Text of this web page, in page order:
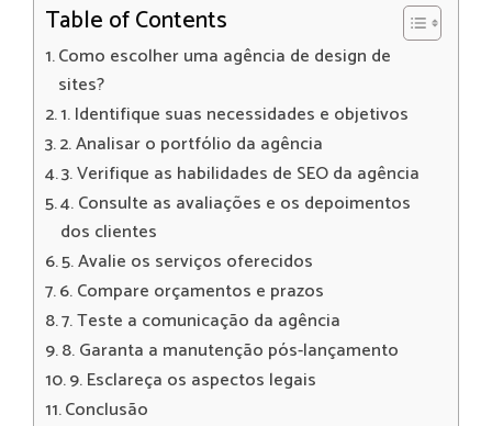
Table of Contents
Como escolher uma agência de design de
sites?
1. Identifique suas necessidades e objetivos
2. Analisar o portfólio da agência
3. Verifique as habilidades de SEO da agência
4. Consulte as avaliações e os depoimentos
dos clientes
5. Avalie os serviços oferecidos
6. Compare orçamentos e prazos
7. Teste a comunicação da agência
8. Garanta a manutenção pós-lançamento
9. Esclareça os aspectos legais
Conclusão